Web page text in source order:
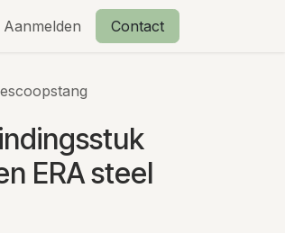
ons Retourbeleid
Aanmelden Contact
ERA steel